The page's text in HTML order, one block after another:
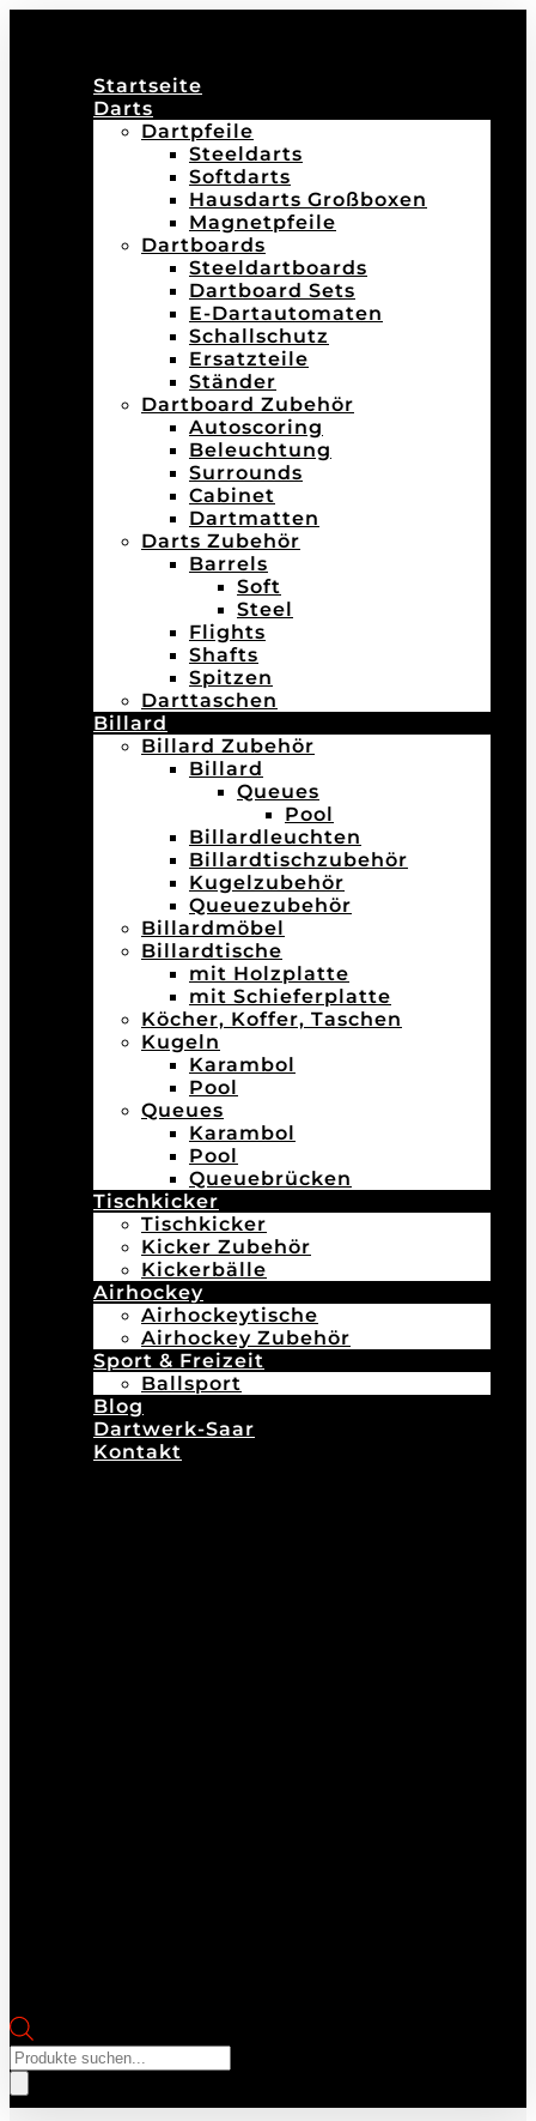
Startseite
Darts
Dartpfeile
Steeldarts
Softdarts
Hausdarts Großboxen
Magnetpfeile
Dartboards
Steeldartboards
Dartboard Sets
E-Dartautomaten
Schallschutz
Ersatzteile
Ständer
Dartboard Zubehör
Autoscoring
Beleuchtung
Surrounds
Cabinet
Dartmatten
Darts Zubehör
Barrels
Soft
Steel
Flights
Shafts
Spitzen
Darttaschen
Billard
Billard Zubehör
Billard
Queues
Pool
Billardleuchten
Billardtischzubehör
Kugelzubehör
Queuezubehör
Billardmöbel
Billardtische
mit Holzplatte
mit Schieferplatte
Köcher, Koffer, Taschen
Kugeln
Karambol
Pool
Queues
Karambol
Pool
Queuebrücken
Tischkicker
Tischkicker
Kicker Zubehör
Kickerbälle
Airhockey
Airhockeytische
Airhockey Zubehör
Sport & Freizeit
Ballsport
Blog
Dartwerk-Saar
Kontakt
Products
search